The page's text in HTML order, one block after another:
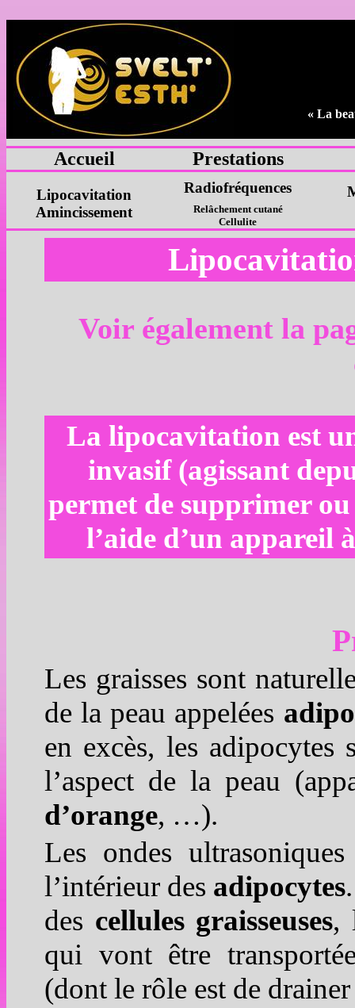
« La
Accueil Prestations
Lipocavitation
Amincissement
Radiofréquences
Relâchement cutané
Cellulite
Voir également la
La lipocavitation est
invasif (agissant
permet de supprimer
l’aide d’un appareil
Les graisses sont
de la peau appelées
en excès, les adipocytes
l’aspect de la peau
d’orange, …).
Les ondes
l’intérieur des adipocytes
des cellules graisseuses,
qui vont être
(dont le rôle est de